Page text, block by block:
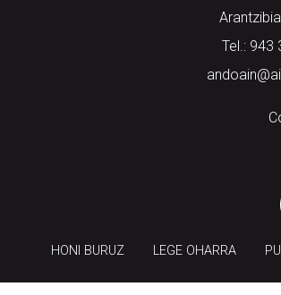
Tel.: 943
HONI BURUZ LEGE OHARRA